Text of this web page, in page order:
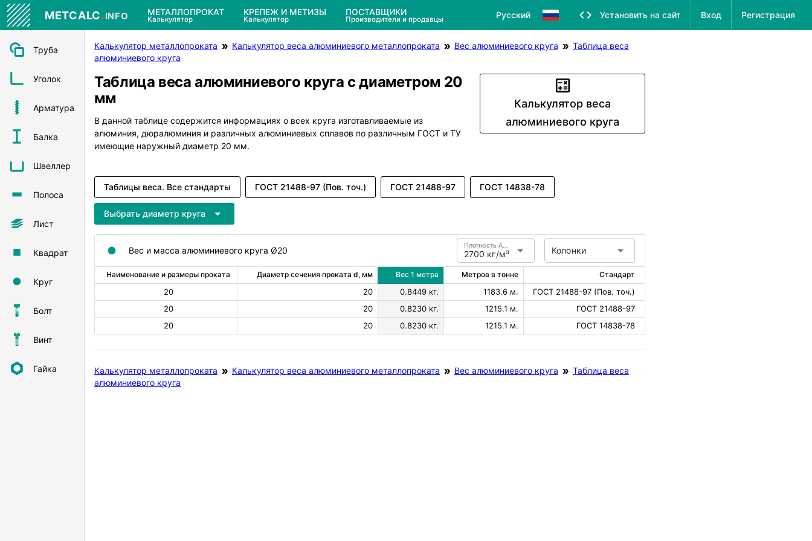
METCALC.INFO МЕТАЛЛОПРОКАТ
Калькулятор
КРЕПЕЖ И МЕТИЗЫ
Калькулятор
ПОСТАВЩИКИ
Производители и продавцы Русский Установить на сайт Вход Регистрация
Труба
Уголок
Арматура
Балка
Швеллер
Полоса
Лист
Квадрат
Круг
Болт
Винт
Гайка
Калькулятор металлопроката Калькулятор веса алюминиевого металлопроката Вес алюминиевого круга
Таблица веса
алюминиевого круга
Таблица веса алюминиевого круга с диаметром 20
мм
В данной таблице содержится информациях о всех круга изготавливаемые из
алюминия, дюралюминия и различных алюминиевых сплавов по различным ГОСТ и ТУ
имеющие наружный диаметр 20 мм.
Калькулятор веса
алюминиевого круга
Таблицы веса. Все стандарты ГОСТ 21488-97 (Пов. точ.) ГОСТ 21488-97 ГОСТ 14838-78
Выбрать диаметр круга
Вес и масса алюминиевого круга Ø20 2700 кг/м³
Плотность Алюминий Колонки
Наименование и размеры проката Диаметр сечения проката d, мм Вес 1 метра Метров в тонне Стандарт
20 20 0.8449 кг. 1183.6 м.
ГОСТ 21488-97 (Пов. точ.)
20
20 0.8230 кг. 1215.1 м.
ГОСТ 21488-97
20
20 0.8230 кг. 1215.1 м. ГОСТ 14838-78
Калькулятор металлопроката Калькулятор веса алюминиевого металлопроката Вес алюминиевого круга
Таблица веса
алюминиевого круга